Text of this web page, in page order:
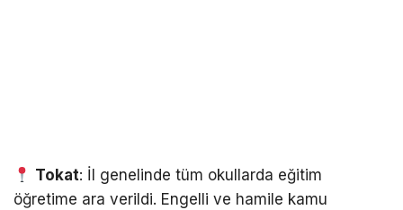
Tokat: İl genelinde tüm okullarda eğitim
öğretime ara verildi. Engelli ve hamile kamu